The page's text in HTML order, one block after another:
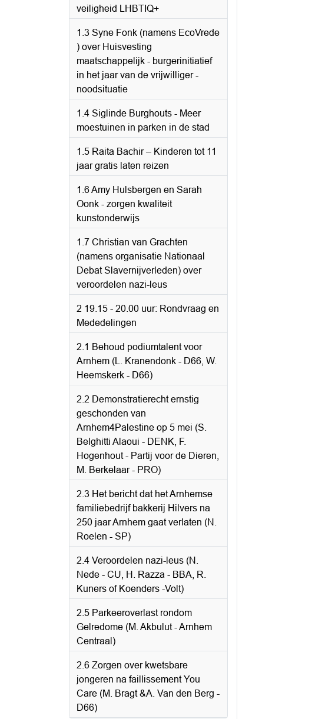
veiligheid LHBTIQ+
1.3 Syne Fonk (namens EcoVrede
) over Huisvesting
maatschappelijk - burgerinitiatief
in het jaar van de vrijwilliger -
noodsituatie
1.4 Siglinde Burghouts - Meer
moestuinen in parken in de stad
1.5 Raita Bachir – Kinderen tot 11
jaar gratis laten reizen
1.6 Amy Hulsbergen en Sarah
Oonk - zorgen kwaliteit
kunstonderwijs
1.7 Christian van Grachten
(namens organisatie Nationaal
Debat Slavernijverleden) over
veroordelen nazi-leus
2 19.15 - 20.00 uur: Rondvraag en
Mededelingen
2.1 Behoud podiumtalent voor
Arnhem (L. Kranendonk - D66, W.
Heemskerk - D66)
2.2 Demonstratierecht ernstig
geschonden van
Arnhem4Palestine op 5 mei (S.
Belghitti Alaoui - DENK, F.
Hogenhout - Partij voor de Dieren,
M. Berkelaar - PRO)
2.3 Het bericht dat het Arnhemse
familiebedrijf bakkerij Hilvers na
250 jaar Arnhem gaat verlaten (N.
Roelen - SP)
2.4 Veroordelen nazi-leus (N.
Nede - CU, H. Razza - BBA, R.
Kuners of Koenders -Volt)
2.5 Parkeeroverlast rondom
Gelredome (M. Akbulut - Arnhem
Centraal)
2.6 Zorgen over kwetsbare
jongeren na faillissement You
Care (M. Bragt &A. Van den Berg -
D66)